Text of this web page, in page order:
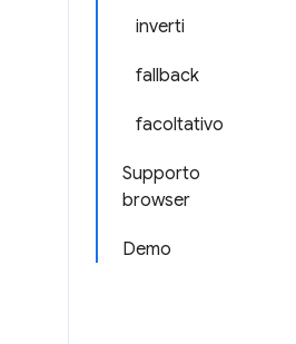
inverti
fallback
facoltativo
Supporto
browser
Demo